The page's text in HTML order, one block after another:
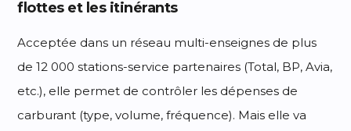
flottes et les itinérants
Acceptée dans un réseau multi-enseignes de plus
de 12 000 stations-service partenaires (Total, BP, Avia,
etc.), elle permet de contrôler les dépenses de
carburant (type, volume, fréquence). Mais elle va